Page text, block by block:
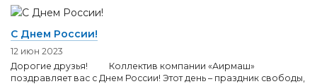
С Днем России!
12 июн 2023
Дорогие друзья! Коллектив компании «Аирмаш»
поздравляет вас с Днем России! Этот день – праздник свободы,